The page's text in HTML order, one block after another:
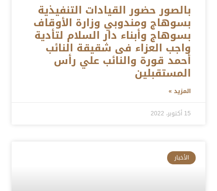
بالصور حضور القيادات التنفيذية
بسوهاج ومندوبي وزارة الأوقاف
بسوهاج وأبناء دار السلام لتأدية
واجب العزاء فى شقيقة النائب
أحمد قورة والنائب علي رأس
المستقبلين
المزيد »
15 أكتوبر، 2022
الأخبار